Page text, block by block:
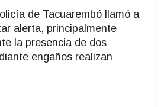
de Tacuarembó llamó a
alerta, principalmente
la presencia de dos
engaños realizan